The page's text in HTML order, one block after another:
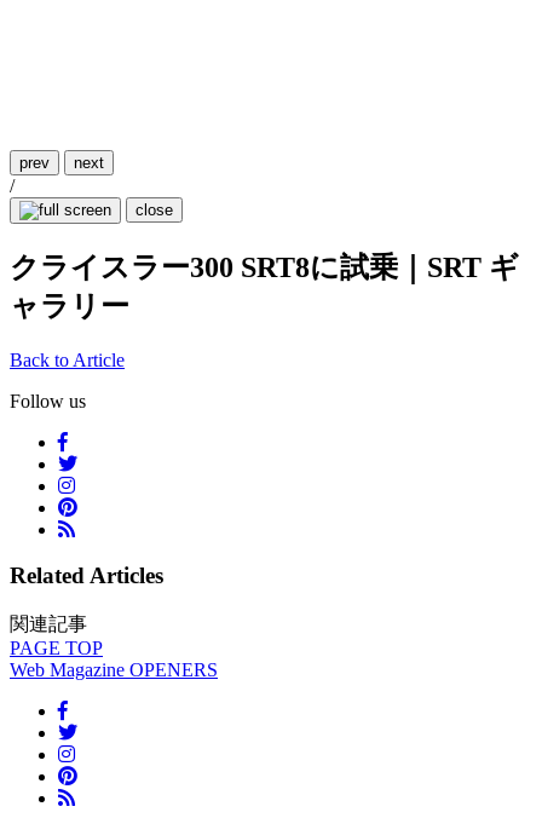
prev next
/
close
クライスラー300 SRT8に試乗｜SRT ギ
ャラリー
Back to Article
Follow us
Related Articles
関連記事
PAGE TOP
Web Magazine OPENERS